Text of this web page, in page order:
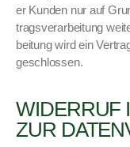
er Kun­den nur auf
tragsver­ar­beitung
beitung wird ein
geschlossen.
WIDERRUF
ZUR